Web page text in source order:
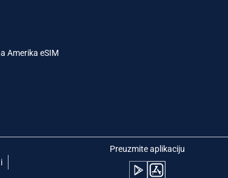
Amerika eSIM
Preuzmite aplikaciju
Português
- Tajlandski Bat